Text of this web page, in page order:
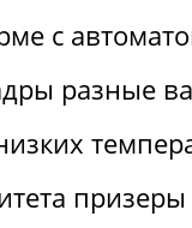
с
разные